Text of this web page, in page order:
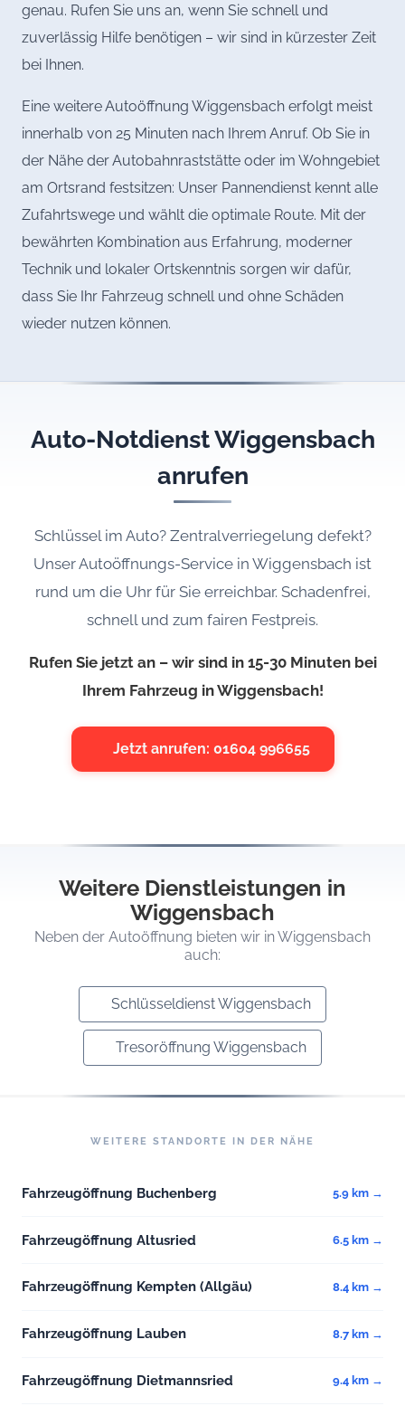
genau. Rufen Sie uns an, wenn Sie schnell und
zuverlässig Hilfe benötigen – wir sind in kürzester Zeit
bei Ihnen.
Eine weitere Autoöffnung Wiggensbach erfolgt meist
innerhalb von 25 Minuten nach Ihrem Anruf. Ob Sie in
der Nähe der Autobahnraststätte oder im Wohngebiet
am Ortsrand festsitzen: Unser Pannendienst kennt alle
Zufahrtswege und wählt die optimale Route. Mit der
bewährten Kombination aus Erfahrung, moderner
Technik und lokaler Ortskenntnis sorgen wir dafür,
dass Sie Ihr Fahrzeug schnell und ohne Schäden
wieder nutzen können.
Auto-Notdienst Wiggensbach
anrufen
Schlüssel im Auto? Zentralverriegelung defekt?
Unser Autoöffnungs-Service in Wiggensbach ist
rund um die Uhr für Sie erreichbar. Schadenfrei,
schnell und zum fairen Festpreis.
Rufen Sie jetzt an – wir sind in 15-30 Minuten bei
Ihrem Fahrzeug in Wiggensbach!
Jetzt anrufen: 01604 996655
Weitere Dienstleistungen in
Wiggensbach
Neben der Autoöffnung bieten wir in Wiggensbach
auch:
Schlüsseldienst Wiggensbach
Tresoröffnung Wiggensbach
WEITERE STANDORTE IN DER NÄHE
Fahrzeugöffnung Buchenberg 5.9 km →
Fahrzeugöffnung Altusried 6.5 km →
Fahrzeugöffnung Kempten (Allgäu) 8.4 km →
Fahrzeugöffnung Lauben 8.7 km →
Fahrzeugöffnung Dietmannsried 9.4 km →